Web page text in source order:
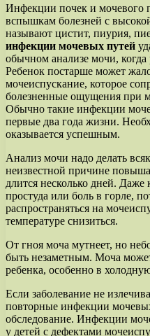
Инфекции почек и мочевого
вспышкам болезней с
называют цистит, пиурия,
инфекции мочевых путей
обычном анализе мочи, когда
Ребенок постарше может
мочеиспускание, которое
болезненные ощущения при
Обычно такие инфекции
первые два года жизни.
оказывается успешным.
Анализ мочи надо делать
неизвестной причине
длится несколько дней. Даже
простуда или боль в горле,
распространяться на
температуре снизиться.
От гноя моча мутнеет, но
быть незаметным. Моча
ребенка, особенно в
Если заболевание не
повторные инфекции
обследование. Инфекции
у детей с дефектами